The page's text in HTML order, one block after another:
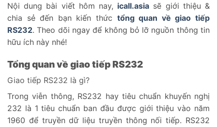
Nội dung bài viết hôm nay, icall.asia sẽ giới thiệu &
chia sẻ đến bạn kiến thức tổng quan về giao tiếp
RS232. Theo dõi ngay để không bỏ lỡ nguồn thông tin
hữu ích này nhé!
Tổng quan về giao tiếp RS232
Giao tiếp RS232 là gì?
Trong viễn thông, RS232 hay tiêu chuẩn khuyến nghị
232 là 1 tiêu chuẩn ban đầu được giới thiệu vào năm
1960 để truyền dữ liệu truyền thông nối tiếp. RS232